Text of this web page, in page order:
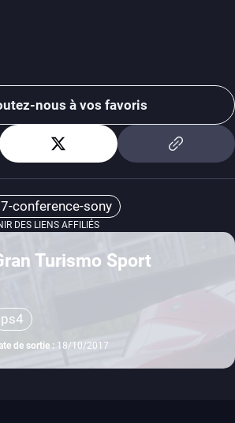
nous à vos favoris
conference-sony
DES LIENS AFFILIÉS
Turismo Sport
ps4
de sortie : 18/10/2017